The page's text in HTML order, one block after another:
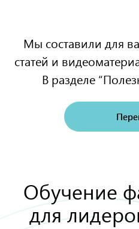
Это глубокий,
- лучшие мировые знания
богатейший личный опыт
которая поможет перейти
лидерства, раскрыть
Мы составили для
статей и
В разделе
Обучение
для